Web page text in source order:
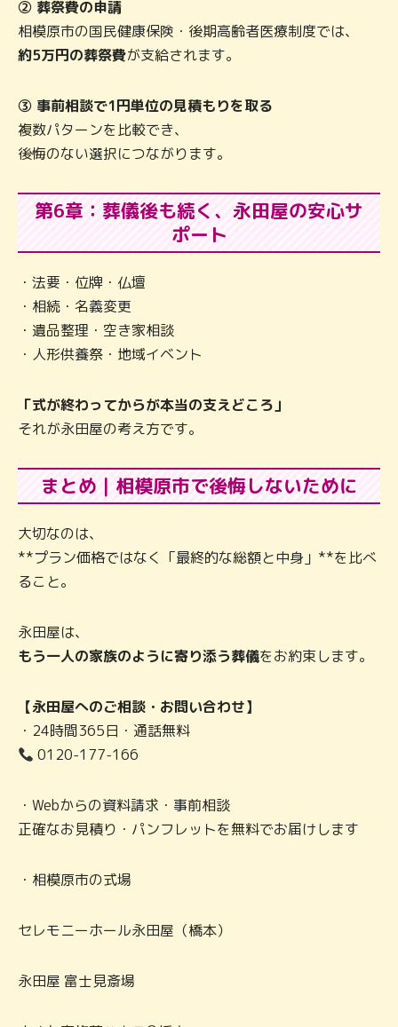
② 葬祭費の申請
相模原市の国民健康保険・後期高齢者医療制度では、
約5万円の葬祭費が支給されます。
③ 事前相談で1円単位の見積もりを取る
複数パターンを比較でき、
後悔のない選択につながります。
第6章：葬儀後も続く、永田屋の安心サ
ポート
・法要・位牌・仏壇
・相続・名義変更
・遺品整理・空き家相談
・人形供養祭・地域イベント
「式が終わってからが本当の支えどころ」
それが永田屋の考え方です。
まとめ｜相模原市で後悔しないために
大切なのは、
**プラン価格ではなく「最終的な総額と中身」**を比べ
ること。
永田屋は、
もう一人の家族のように寄り添う葬儀をお約束します。
【永田屋へのご相談・お問い合わせ】
・24時間365日・通話無料
0120-177-166
・Webからの資料請求・事前相談
正確なお見積り・パンフレットを無料でお届けします
・相模原市の式場
セレモニーホール永田屋（橋本）
永田屋 富士見斎場